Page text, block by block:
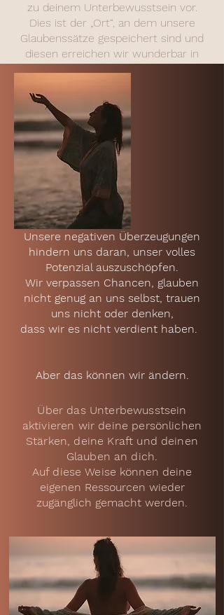
zu deinem Unterbewusstsein vor.
Dies ist der „Ort“, an dem unsere
Glaubenssätze gespeichert sind und
diesen erreichen wir wunderbar in
Negative Glaubenssätze entstehen
meist aus unserer Kindheit, Jugend
oder durch negative oder
traumatische Erfahrungen.
Unsere negativen Überzeugungen
hindern uns daran, unser volles
Potenzial auszuschöpfen.
Wir verpassen Chancen, glauben
nicht genug an uns selbst, trauen
uns nicht oder denken,
dass wir es nicht verdient haben.​ ​ ​
Aber das können wir ändern.
Über das Unterbewusstsein
aktivieren wir deine persönlichen
Stärken, deine Kraft und deinen
Glauben an dich.
Auf diese Weise können deine
eigenen Ressourcen wieder
zugänglich gemacht werden.